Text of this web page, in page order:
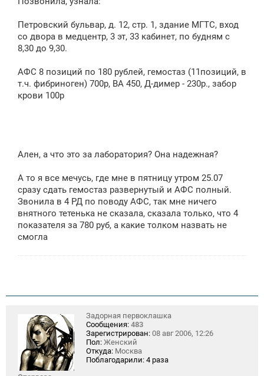
и
Петровский бульвар, д. 12, стр. 1, здание МГТС, вход
со двора в медцентр, 3 эт, 33 кабинет, по будням с
8,30 до 9,30.
АФС 8 позиций по 180 рублей, гемостаз (11позиций, в
т.ч. фибриноген) 700р, ВА 450, Д-димер - 230р., забор
крови 100р
Ален, а что это за лаборатория? Она надежная?
А то я все мечусь, где мне в пятницу утром 25.07
сразу сдать гемостаз развернутый и АФС полный.
Звонила в 4 РД по поводу АФС, так мне ничего
внятного тетенька не сказала, сказала только, что 4
показателя за 780 руб, а какие толком назвать не
смогла
Задорная первоклашка
Сообщения: 483
Зарегистрирован: 08 авг 2006, 12:26
Пол: Женский
Откуда: Москва
Поблагодарили: 4 раза